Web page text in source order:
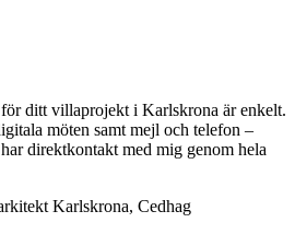
ditt villaprojekt i Karlskrona är enkelt.
möten samt mejl och telefon –
direktkontakt med mig genom hela